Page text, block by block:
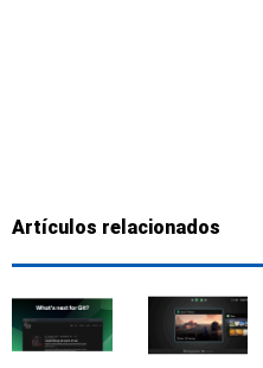
Artículos relacionados